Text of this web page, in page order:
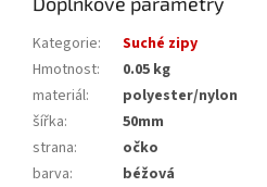
Kategorie:
Suché zipy
Hmotnost:
0.05 kg
materiál:
polyester/nylon
šířka:
50mm
strana:
očko
barva: béžová